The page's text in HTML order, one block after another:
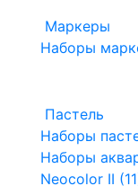
Маркеры
Наборы
Пастель
Наборы
Наборы
Neocolor II